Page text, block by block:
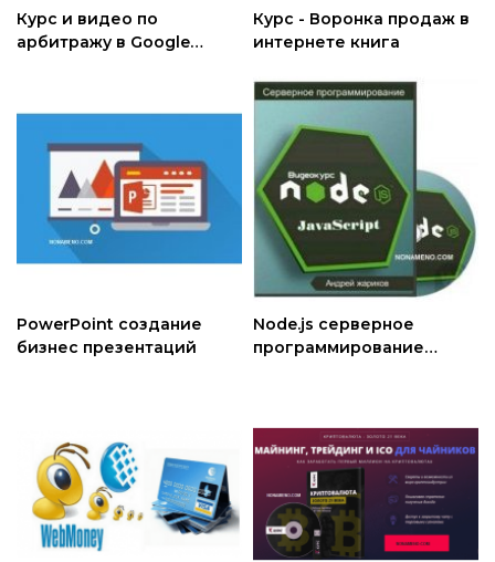
Курс и видео по
арбитражу в Google
Курс - Воронка продаж в
интернете книга
PowerPoint создание
бизнес презентаций
Node.js серверное
программирование